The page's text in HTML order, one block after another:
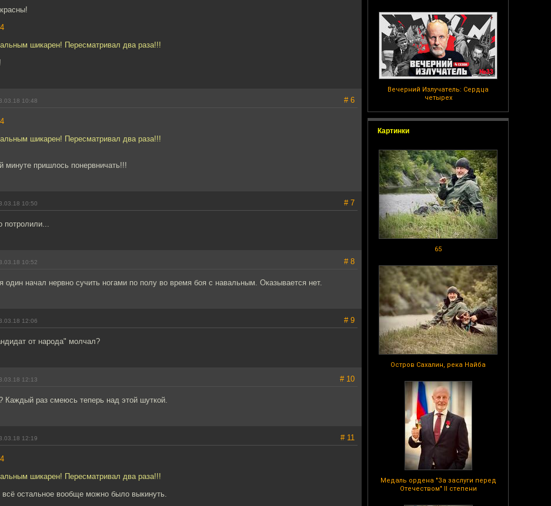
Вечерний Излучатель: Сердца
четырех
Картинки
65
Остров Сахалин, река Найба
Медаль ордена "За заслуги перед
Отечеством" II степени
шикарен! Пересматривал два раза!!!
10:48 # 6
шикарен! Пересматривал два раза!!!
минуте пришлось понервничать!!!
10:50 # 7
потролили...
10:52 # 8
один начал нервно сучить ногами по полу во время боя с навальным. Оказывается нет.
12:06 # 9
от народа" молчал?
12:13 # 10
Каждый раз смеюсь теперь над этой шуткой.
12:19 # 11
шикарен! Пересматривал два раза!!!
всё остальное вообще можно было выкинуть.